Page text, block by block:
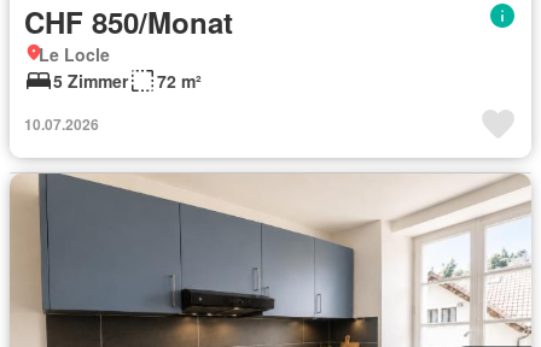
CHF 850/Monat
Le Locle
5 Zimmer
72 m²
10.07.2026